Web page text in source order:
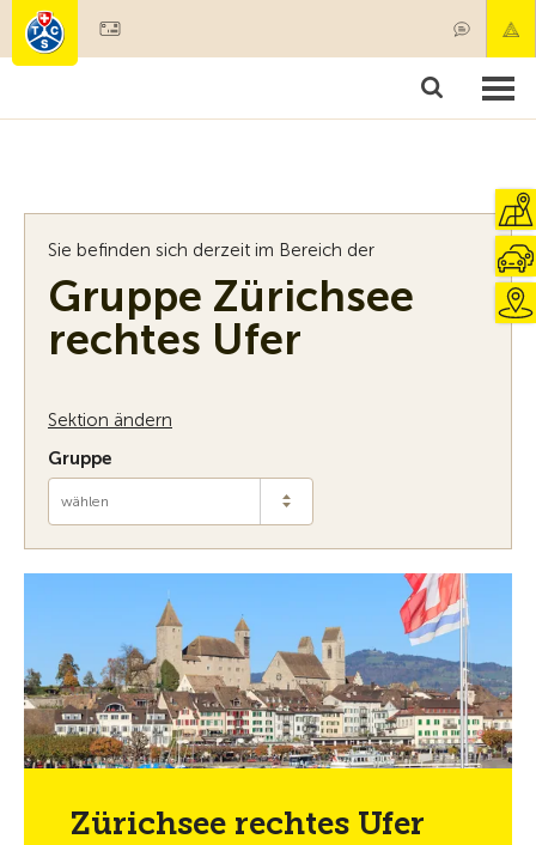
Mitgliedschaft & Leistungen
Sie befinden sich derzeit im Bereich der
Gruppe Zürichsee
rechtes Ufer
Sektion ändern
Gruppe
wählen
Zürichsee rechtes Ufer